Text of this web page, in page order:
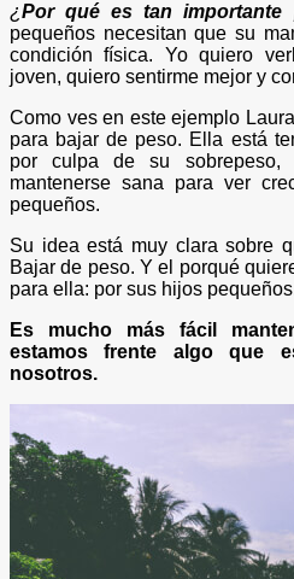
¿Por qué es tan importante
pequeños necesitan que su
condición física. Yo quiero
joven, quiero sentirme mejor y
Como ves en este ejemplo
para bajar de peso. Ella está
por culpa de su sobrepeso,
mantenerse sana para ver
pequeños.
Su idea está muy clara sobre
Bajar de peso. Y el porqué
para ella: por sus hijos
Es mucho más fácil
estamos frente algo que
nosotros.